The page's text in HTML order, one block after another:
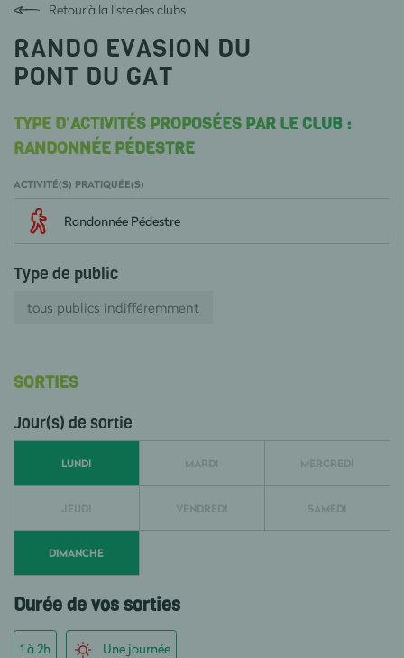
Retour à la liste des clubs
RANDO EVASION DU
PONT DU GAT
TYPE D'ACTIVITÉS PROPOSÉES PAR LE CLUB :
RANDONNÉE PÉDESTRE
ACTIVITÉ(S) PRATIQUÉE(S)
Randonnée Pédestre
Type de public
tous publics indifféremment
SORTIES
Jour(s) de sortie
LUNDI MARDI MERCREDI
JEUDI VENDREDI SAMEDI
DIMANCHE
Durée de vos sorties
1 à 2h Une journée